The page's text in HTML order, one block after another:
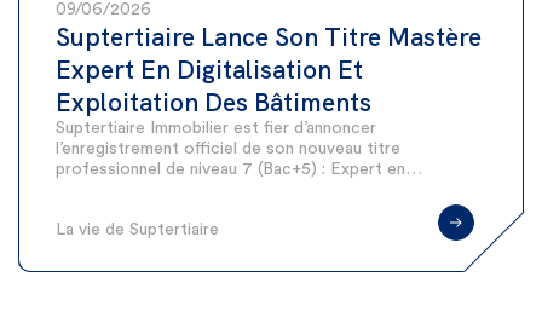
09/06/2026
Suptertiaire Lance Son Titre Mastère
Expert En Digitalisation Et
Exploitation Des Bâtiments
Suptertiaire Immobilier est fier d’annoncer
l’enregistrement officiel de son nouveau titre
professionnel de niveau 7 (Bac+5) : Expert en…
La vie de Suptertiaire